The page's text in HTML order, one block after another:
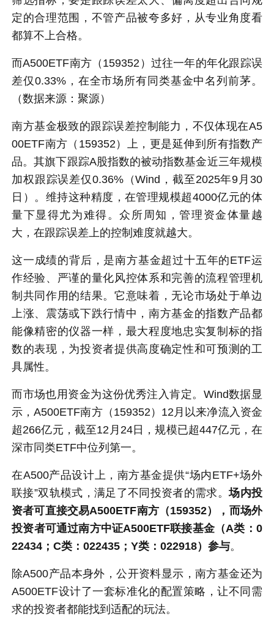
定的合理范围，不管产品被夸多好，从专业角度看
都算不上合格。
而A500ETF南方（159352）过往一年的年化跟踪误
差仅0.33%，在全市场所有同类基金中名列前茅。
（数据来源：聚源）
南方基金极致的跟踪误差控制能力，不仅体现在A5
00ETF南方（159352）上，更是延伸到所有指数产
品。其旗下跟踪A股指数的被动指数基金近三年规模
加权跟踪误差仅0.36%（Wind，截至2025年9月30
日）。维持这种精度，在管理规模超4000亿元的体
量下显得尤为难得。众所周知，管理资金体量越
大，在跟踪误差上的控制难度就越大。
这一成绩的背后，是南方基金超过十五年的ETF运
作经验、严谨的量化风控体系和完善的流程管理机
制共同作用的结果。它意味着，无论市场处于单边
上涨、震荡或下跌行情中，南方基金的指数产品都
能像精密的仪器一样，最大程度地忠实复制标的指
数的表现，为投资者提供高度确定性和可预测的工
具属性。
而市场也用资金为这份优秀注入肯定。Wind数据显
示，A500ETF南方（159352）12月以来净流入资金
超266亿元，截至12月24日，规模已超447亿元，在
深市同类ETF中位列第一。
在A500产品设计上，南方基金提供“场内ETF+场外
联接”双轨模式，满足了不同投资者的需求。场内投
资者可直接交易A500ETF南方（159352），而场外
投资者可通过南方中证A500ETF联接基金（A类：0
22434；C类：022435；Y类：022918）参与。
除A500产品本身外，公开资料显示，南方基金还为
A500ETF设计了一套标准化的配置策略，让不同需
求的投资者都能找到适配的玩法。